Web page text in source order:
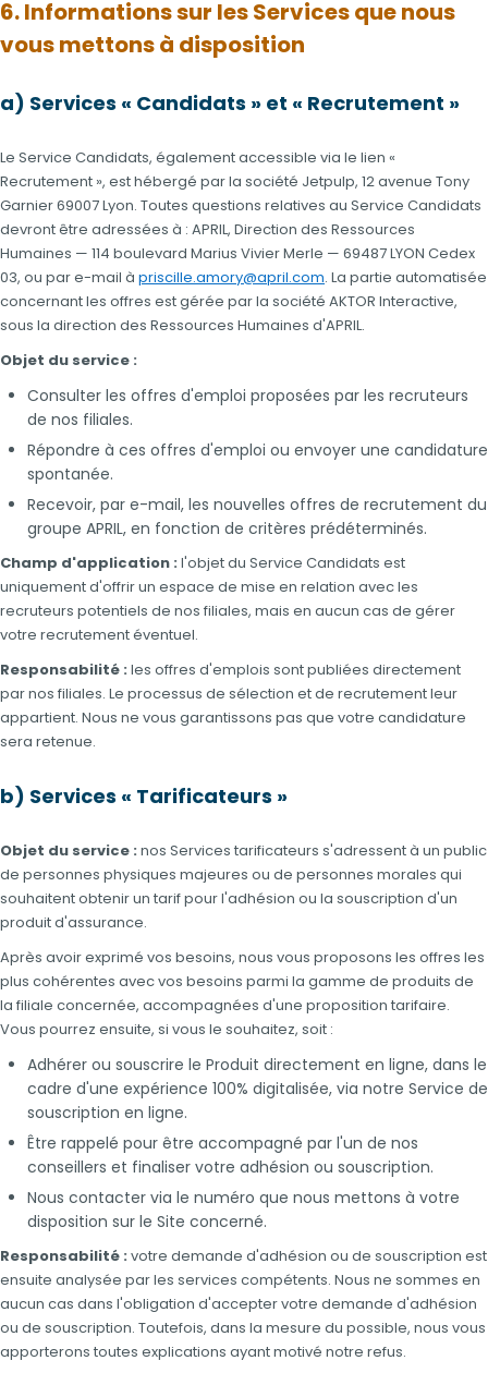
6. Informations sur les Services que nous
vous mettons à disposition
a) Services « Candidats » et « Recrutement »
Le Service Candidats, également accessible via le lien «
Recrutement », est hébergé par la société Jetpulp, 12 avenue Tony
Garnier 69007 Lyon. Toutes questions relatives au Service Candidats
devront être adressées à : APRIL, Direction des Ressources
Humaines — 114 boulevard Marius Vivier Merle — 69487 LYON Cedex
03, ou par e-mail à priscille.amory@april.com. La partie automatisée
concernant les offres est gérée par la société AKTOR Interactive,
sous la direction des Ressources Humaines d'APRIL.
Objet du service :
Consulter les offres d'emploi proposées par les recruteurs
de nos filiales.
Répondre à ces offres d'emploi ou envoyer une candidature
spontanée.
Recevoir, par e-mail, les nouvelles offres de recrutement du
groupe APRIL, en fonction de critères prédéterminés.
Champ d'application : l'objet du Service Candidats est
uniquement d'offrir un espace de mise en relation avec les
recruteurs potentiels de nos filiales, mais en aucun cas de gérer
votre recrutement éventuel.
Responsabilité : les offres d'emplois sont publiées directement
par nos filiales. Le processus de sélection et de recrutement leur
appartient. Nous ne vous garantissons pas que votre candidature
sera retenue.
b) Services « Tarificateurs »
Objet du service : nos Services tarificateurs s'adressent à un public
de personnes physiques majeures ou de personnes morales qui
souhaitent obtenir un tarif pour l'adhésion ou la souscription d'un
produit d'assurance.
Après avoir exprimé vos besoins, nous vous proposons les offres les
plus cohérentes avec vos besoins parmi la gamme de produits de
la filiale concernée, accompagnées d'une proposition tarifaire.
Vous pourrez ensuite, si vous le souhaitez, soit :
Adhérer ou souscrire le Produit directement en ligne, dans le
cadre d'une expérience 100% digitalisée, via notre Service de
souscription en ligne.
Être rappelé pour être accompagné par l'un de nos
conseillers et finaliser votre adhésion ou souscription.
Nous contacter via le numéro que nous mettons à votre
disposition sur le Site concerné.
Responsabilité : votre demande d'adhésion ou de souscription est
ensuite analysée par les services compétents. Nous ne sommes en
aucun cas dans l'obligation d'accepter votre demande d'adhésion
ou de souscription. Toutefois, dans la mesure du possible, nous vous
apporterons toutes explications ayant motivé notre refus.